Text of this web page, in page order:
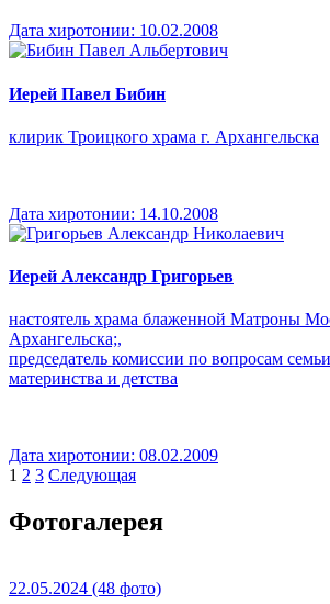
Дата хиротонии: 10.02.2008
Иерей Павел Бибин
клирик Троицкого храма г. Архангельска
Дата хиротонии: 14.10.2008
Иерей Александр Григорьев
настоятель храма блаженной Матроны
Архангельска;,
председатель комиссии по вопросам
материнства и детства
Дата хиротонии: 08.02.2009
1 2 3 Следующая
Фотогалерея
22.05.2024 (48 фото)